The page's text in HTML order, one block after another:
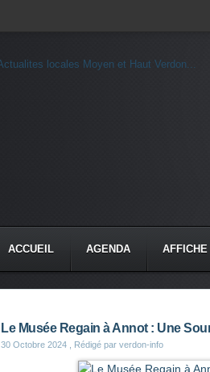
ACCUEIL AGENDA AFFICHE
Le Musée Regain à Annot : Une
30 Octobre 2024 , Rédigé par verdon-info